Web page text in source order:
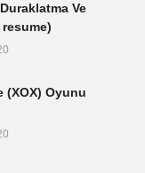
Ve
(XOX) Oyunu